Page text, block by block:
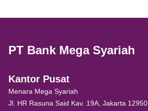
PT Bank Mega Syariah
Kantor Pusat
Menara Mega Syariah
Jl. HR Rasuna Said Kav. 19A, Jakarta 12950